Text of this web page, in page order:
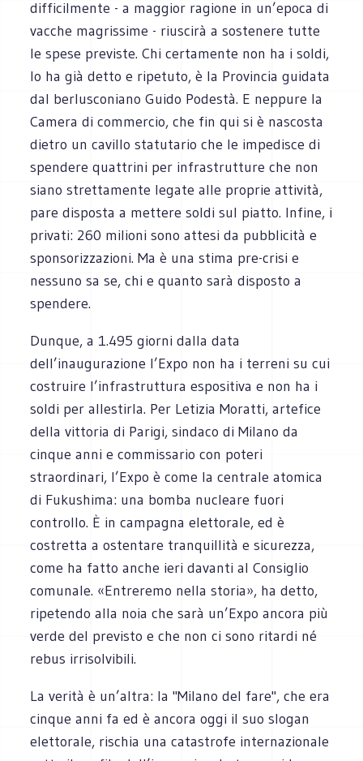
difficilmente - a maggior ragione in un’epoca di
vacche magrissime - riuscirà a sostenere tutte
le spese previste. Chi certamente non ha i soldi,
lo ha già detto e ripetuto, è la Provincia guidata
dal berlusconiano Guido Podestà. E neppure la
Camera di commercio, che fin qui si è nascosta
dietro un cavillo statutario che le impedisce di
spendere quattrini per infrastrutture che non
siano strettamente legate alle proprie attività,
pare disposta a mettere soldi sul piatto. Infine, i
privati: 260 milioni sono attesi da pubblicità e
sponsorizzazioni. Ma è una stima pre-crisi e
nessuno sa se, chi e quanto sarà disposto a
spendere.
Dunque, a 1.495 giorni dalla data
dell’inaugurazione l’Expo non ha i terreni su cui
costruire l’infrastruttura espositiva e non ha i
soldi per allestirla. Per Letizia Moratti, artefice
della vittoria di Parigi, sindaco di Milano da
cinque anni e commissario con poteri
straordinari, l’Expo è come la centrale atomica
di Fukushima: una bomba nucleare fuori
controllo. È in campagna elettorale, ed è
costretta a ostentare tranquillità e sicurezza,
come ha fatto anche ieri davanti al Consiglio
comunale. «Entreremo nella storia», ha detto,
ripetendo alla noia che sarà un’Expo ancora più
verde del previsto e che non ci sono ritardi né
rebus irrisolvibili.
La verità è un’altra: la "Milano del fare", che era
cinque anni fa ed è ancora oggi il suo slogan
elettorale, rischia una catastrofe internazionale